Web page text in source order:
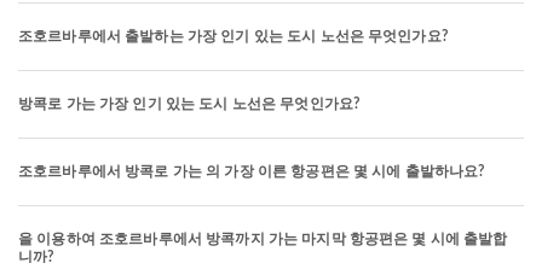
조호르바루에서 출발하는 가장 인기 있는 도시 노선은 무엇인가요?
방콕로 가는 가장 인기 있는 도시 노선은 무엇인가요?
조호르바루에서 방콕로 가는 의 가장 이른 항공편은 몇 시에 출발하나요?
을 이용하여 조호르바루에서 방콕까지 가는 마지막 항공편은 몇 시에 출발합
니까?